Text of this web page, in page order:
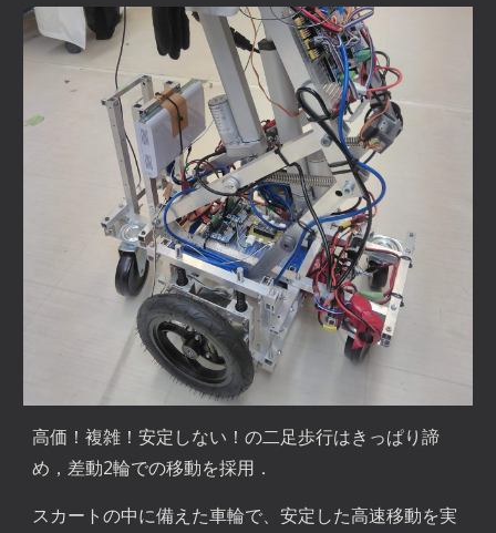
高価！複雑！安定しない！の二足歩行はきっぱり諦
め，差動2輪での移動を採用．
スカートの中に備えた車輪で、安定した高速移動を実